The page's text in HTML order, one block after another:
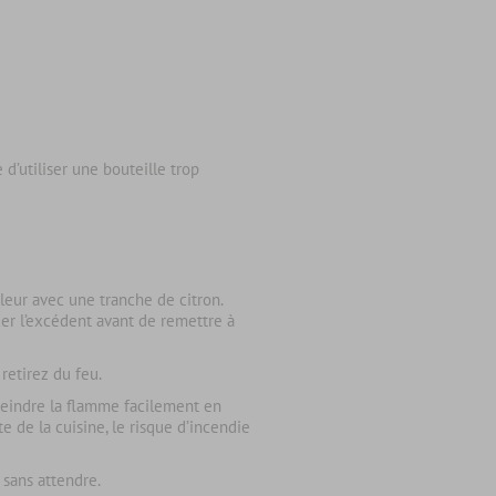
d’utiliser une bouteille trop
avec une tranche de citron.
l’excédent avant de remettre à
retirez du feu.
la flamme facilement en
de la cuisine, le risque d’incendie
attendre.